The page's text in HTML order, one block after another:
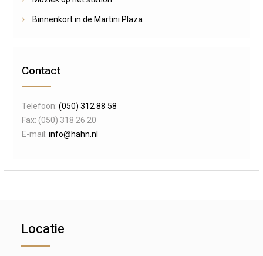
Binnenkort in de Martini Plaza
Contact
Telefoon: (050) 312 88 58
Fax: (050) 318 26 20
E-mail: info@hahn.nl
Locatie